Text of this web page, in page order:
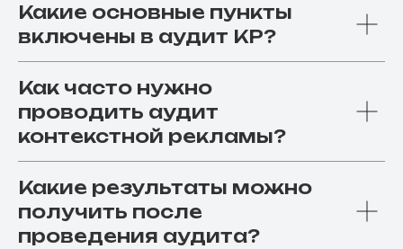
Какие основные пункты
включены в аудит КР?
Как часто нужно
проводить аудит
контекстной рекламы?
Какие результаты можно
получить после
проведения аудита?